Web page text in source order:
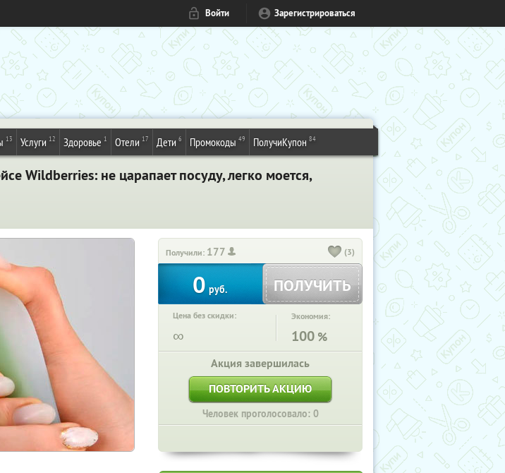
Войти Зарегистрироваться
13 Услуги 12 Здоровье 1 Отели 17 Дети 6 Промокоды 49 ПолучиКупон 84
Wildberries: не царапает посуду, легко моется,
Получили: 177 (3)
0 руб. ПОЛУЧИТЬ
Цена без скидки:
∞
Экономия:
100 %
Акция завершилась
ПОВТОРИТЬ АКЦИЮ
Человек проголосовало: 0